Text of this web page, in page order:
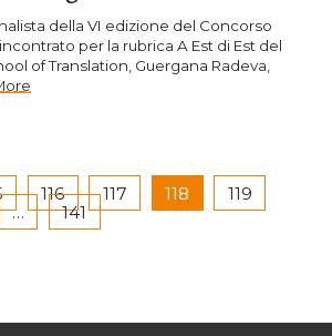
della VI edizione del Concorso
per la rubrica A Est di Est del
of Translation, Guergana Radeva,
116 117 118
119
… 141